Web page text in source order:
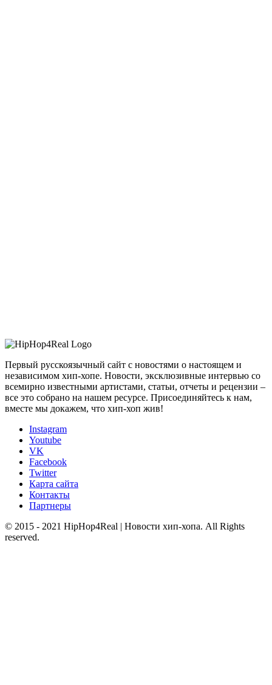
Первый русскоязычный сайт с новостями о настоящем и
независимом хип-хопе. Новости, эксклюзивные интервью со
всемирно известными артистами, статьи, отчеты и рецензии –
все это собрано на нашем ресурсе. Присоединяйтесь к нам,
вместе мы докажем, что хип-хоп жив!
Instagram
Youtube
VK
Facebook
Twitter
Карта сайта
Контакты
Партнеры
© 2015 - 2021 HipHop4Real | Новости хип-хопа. All Rights
reserved.